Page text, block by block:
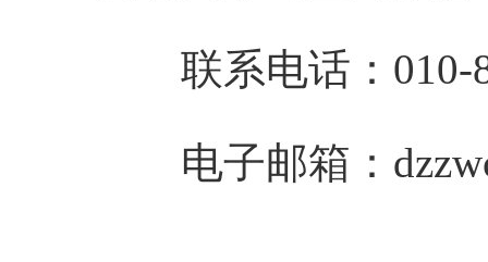
联系电话：010-
电子邮箱：